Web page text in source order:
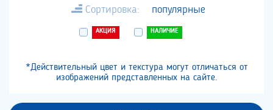
Сортировка: популярные
АКЦИЯ НАЛИЧИЕ
*Действительный цвет и текстура могут отличаться от
изображений представленных на сайте.